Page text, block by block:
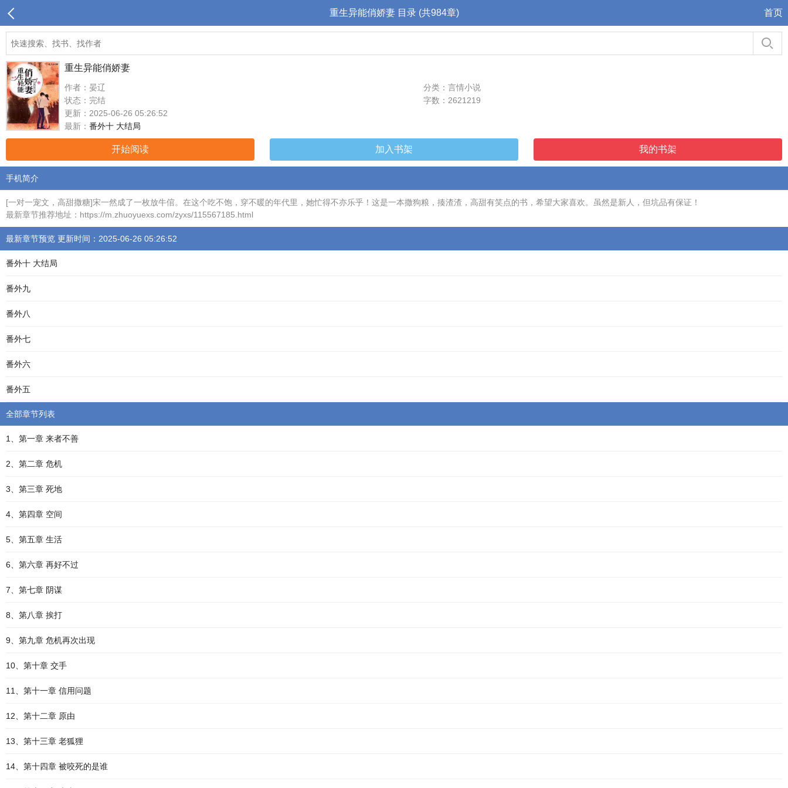
重生异能俏娇妻 目录 (共984章) 首页
重生异能俏娇妻
作者：晏辽
分类：言情小说
状态：完结
字数：2621219
更新：2025-06-26 05:26:52
最新： 番外十 大结局
开始阅读 加入书架 我的书架
手机简介
[一对一宠文，高甜撒糖]宋一然成了一枚放牛倌。在这个吃不饱，穿不暖的年代里，她忙得不亦乐乎！这是一本撒狗粮，揍渣渣，高甜有笑点的书，希望大家喜欢。虽然是新人，但坑品有保证！
最新章节推荐地址：https://m.zhuoyuexs.com/zyxs/115567185.html
最新章节预览 更新时间：2025-06-26 05:26:52
番外十 大结局
番外九
番外八
番外七
番外六
番外五
全部章节列表
1、第一章 来者不善
2、第二章 危机
3、第三章 死地
4、第四章 空间
5、第五章 生活
6、第六章 再好不过
7、第七章 阴谋
8、第八章 挨打
9、第九章 危机再次出现
10、第十章 交手
11、第十一章 信用问题
12、第十二章 原由
13、第十三章 老狐狸
14、第十四章 被咬死的是谁